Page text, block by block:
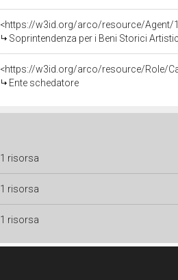
<https://w3id.org/arco/resource/Agent/
Soprintendenza per i Beni Storici
<https://w3id.org/arco/resource/Role/
Ente schedatore
1 risorsa
1 risorsa
1 risorsa